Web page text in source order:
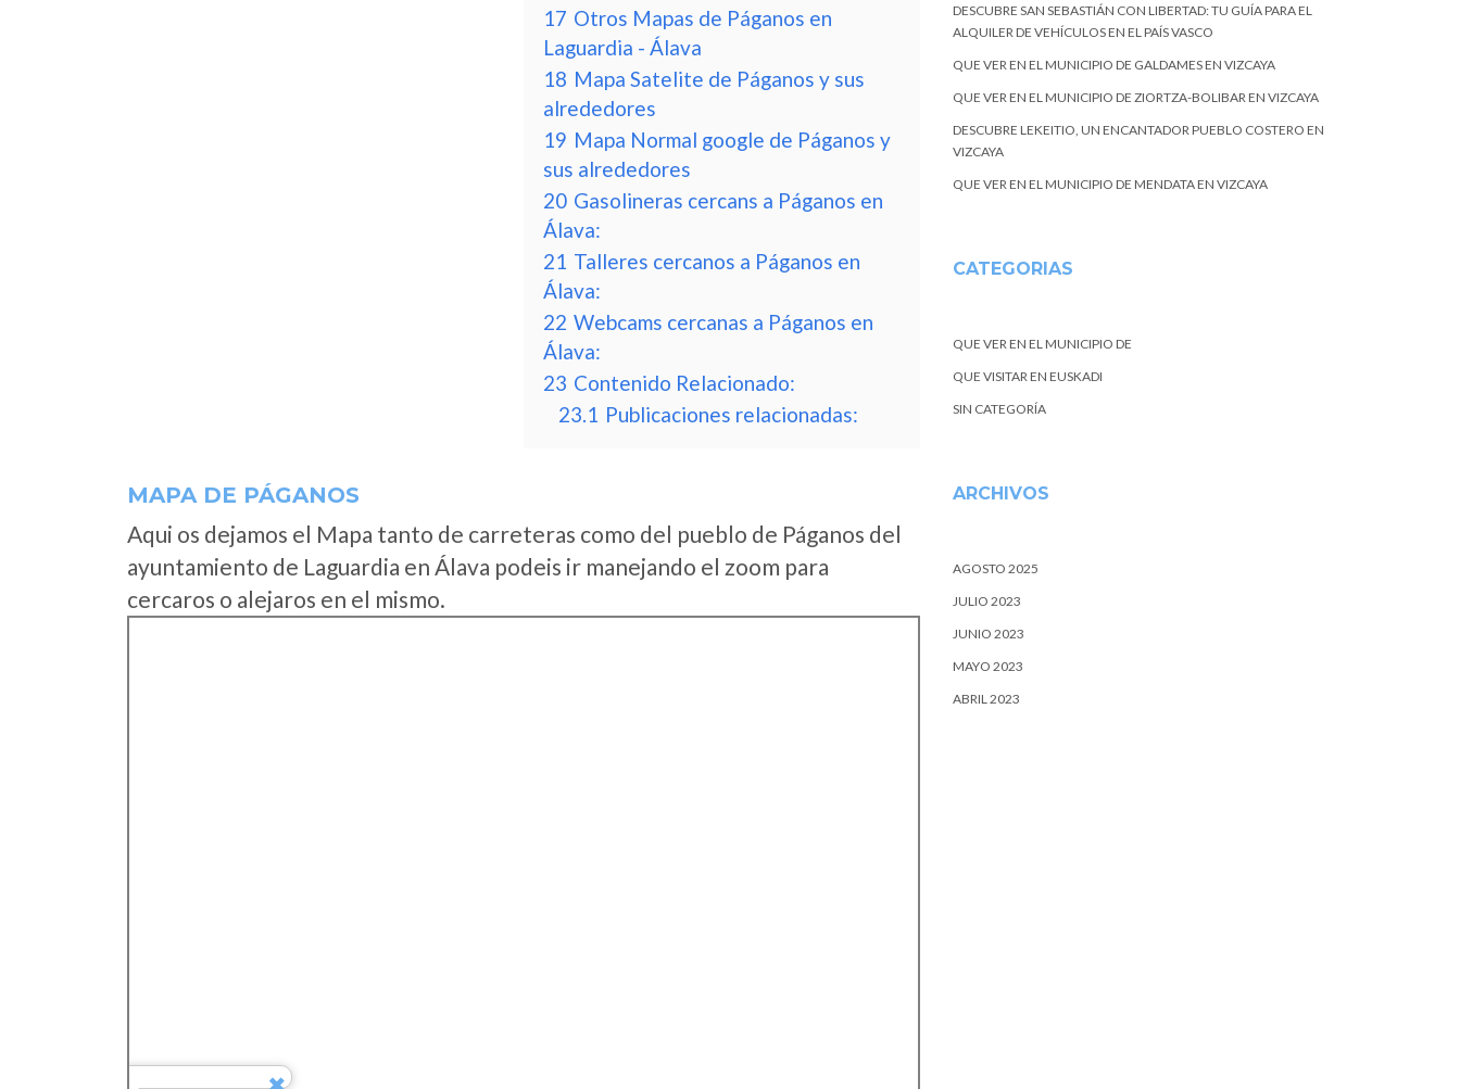
17 Otros Mapas de Páganos en
Laguardia - Álava
18 Mapa Satelite de Páganos y sus
alrededores
19 Mapa Normal google de Páganos y
sus alrededores
20 Gasolineras cercans a Páganos en
Álava:
21 Talleres cercanos a Páganos en
Álava:
22 Webcams cercanas a Páganos en
Álava:
23 Contenido Relacionado:
23.1 Publicaciones relacionadas:
MAPA DE PÁGANOS
Aqui os dejamos el Mapa tanto de carreteras como del pueblo de Páganos del
ayuntamiento de Laguardia en Álava podeis ir manejando el zoom para
cercaros o alejaros en el mismo.
DESCUBRE SAN SEBASTIÁN CON LIBERTAD: TU GUÍA PARA EL
ALQUILER DE VEHÍCULOS EN EL PAÍS VASCO
QUE VER EN EL MUNICIPIO DE GALDAMES EN VIZCAYA
QUE VER EN EL MUNICIPIO DE ZIORTZA-BOLIBAR EN VIZCAYA
DESCUBRE LEKEITIO, UN ENCANTADOR PUEBLO COSTERO EN
VIZCAYA
QUE VER EN EL MUNICIPIO DE MENDATA EN VIZCAYA
CATEGORIAS
QUE VER EN EL MUNICIPIO DE
QUE VISITAR EN EUSKADI
SIN CATEGORÍA
ARCHIVOS
AGOSTO 2025
JULIO 2023
JUNIO 2023
MAYO 2023
ABRIL 2023